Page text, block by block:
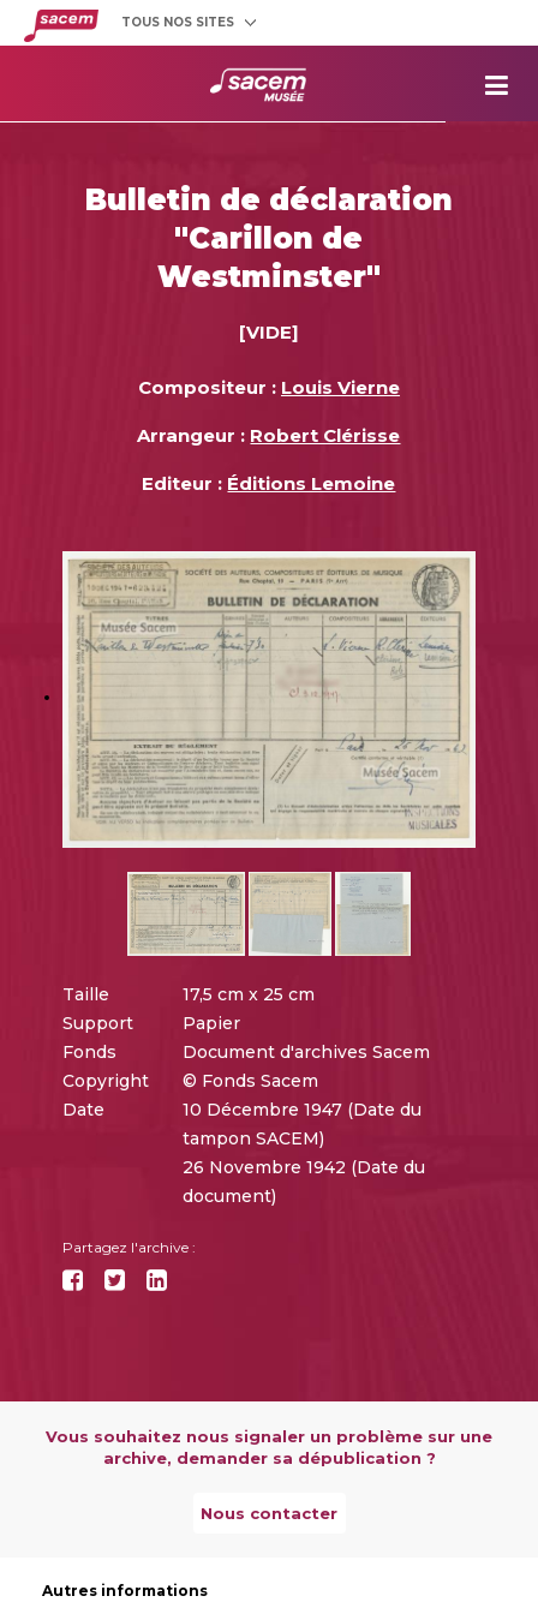
TOUS NOS SITES
Bulletin de déclaration
"Carillon de
Westminster"
[VIDE]
Compositeur : Louis Vierne
Arrangeur : Robert Clérisse
Editeur : Éditions Lemoine
Taille
17,5 cm x 25 cm
Support
Papier
Fonds
Document d'archives Sacem
Copyright
© Fonds Sacem
Date
10 Décembre 1947 (Date du
tampon SACEM)
26 Novembre 1942 (Date du
document)
Partagez l'archive :
Vous souhaitez nous signaler un problème sur une
archive, demander sa dépublication ?
Nous contacter
Autres informations